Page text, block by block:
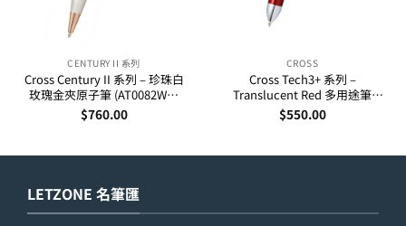
CENTURY II 系列
Cross Century II 系列 – 珍珠白
玫瑰金夾原子筆 (AT0082WG-
113)
$760.00
CROSS
Cross Tech3+ 系列 –
Translucent Red 多用途筆
(AT0090-13)
$550.00
LETZONE 名筆匯